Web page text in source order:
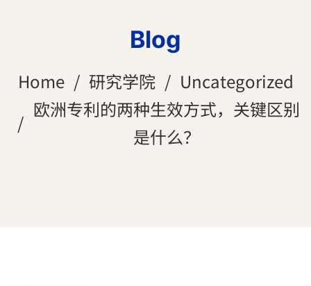
Blog
Home 研究学院
Uncategorized
欧洲专利的两种生效方式，关键区别
是什么？